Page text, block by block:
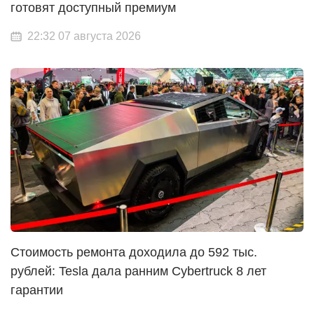
готовят доступный премиум
22:32 07 августа 2026
Стоимость ремонта доходила до 592 тыс.
рублей: Tesla дала ранним Cybertruck 8 лет
гарантии